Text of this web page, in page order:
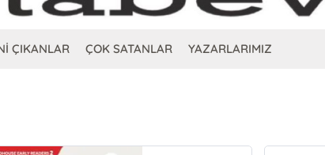
ÇIKANLAR ÇOK SATANLAR YAZARLARIMIZ